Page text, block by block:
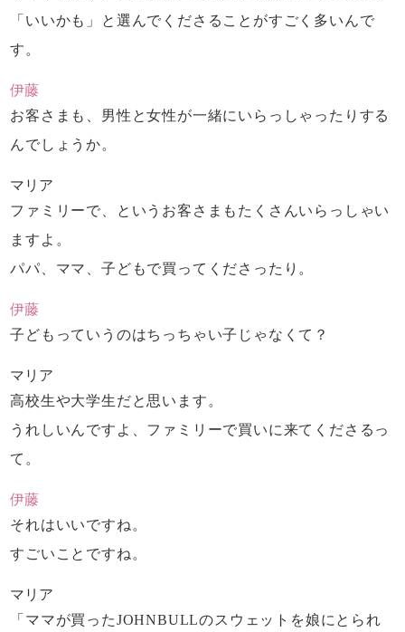
「いいかも」と選んでくださることがすごく多いんで
す。
伊藤
お客さまも、男性と女性が一緒に いらっしゃったりする
んでしょうか。
マリア
ファミリーで、というお客さまも たくさんいらっしゃい
ますよ。
パパ、ママ、子どもで買ってくださったり。
伊藤
子どもっていうのはちっちゃい子じゃなくて？
マリア
高校生や大学生だと思います。
うれしいんですよ、 ファミリーで買いに来てくださるっ
て。
伊藤
それはいいですね。
すごいことですね。
マリア
「ママが買ったJOHNBULLのスウェットを娘にとられ